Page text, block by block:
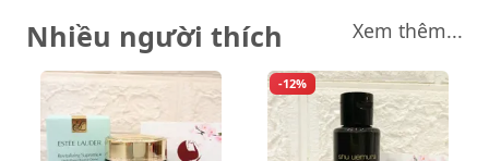
Nhiều người thích Xem thêm...
-12%